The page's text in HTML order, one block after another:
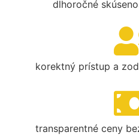
dlhoročné
korektný prístup a
transparentné ceny